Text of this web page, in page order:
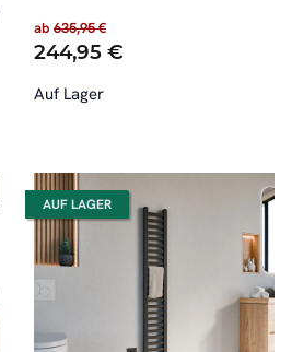
ab 635,95 €
244,95 €
Auf Lager
AUF LAGER